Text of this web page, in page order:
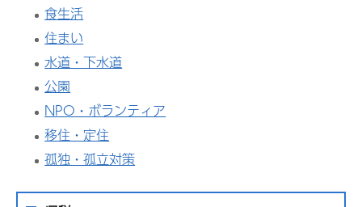
食生活
住まい
水道・下水道
公園
NPO・ボランティア
移住・定住
孤独・孤立対策